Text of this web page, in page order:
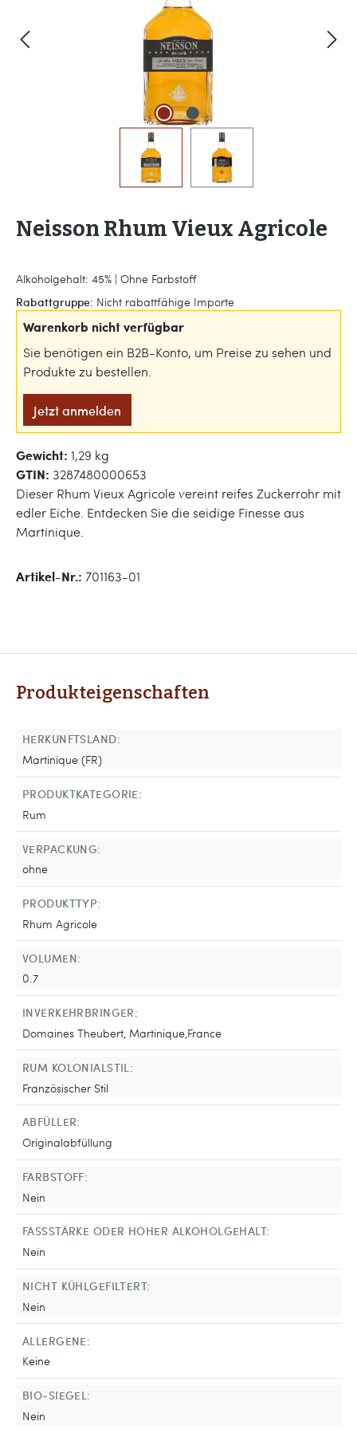
Neisson Rhum Vieux Agricole
Alkoholgehalt: 45% | Ohne Farbstoff
Rabattgruppe: Nicht rabattfähige Importe
Warenkorb nicht verfügbar
Sie benötigen ein B2B-Konto, um Preise zu sehen und
Produkte zu bestellen.
Jetzt anmelden
Gewicht: 1,29 kg
GTIN: 3287480000653
Dieser Rhum Vieux Agricole vereint reifes Zuckerrohr mit
edler Eiche. Entdecken Sie die seidige Finesse aus
Martinique.
Artikel-Nr.: 701163-01
Produkteigenschaften
HERKUNFTSLAND:
Martinique (FR)
PRODUKTKATEGORIE:
Rum
VERPACKUNG:
ohne
PRODUKTTYP:
Rhum Agricole
VOLUMEN:
0.7
INVERKEHRBRINGER:
Domaines Theubert, Martinique,France
RUM KOLONIALSTIL:
Französischer Stil
ABFÜLLER:
Originalabfüllung
FARBSTOFF:
Nein
FASSSTÄRKE ODER HOHER ALKOHOLGEHALT:
Nein
NICHT KÜHLGEFILTERT:
Nein
ALLERGENE:
Keine
BIO-SIEGEL:
Nein